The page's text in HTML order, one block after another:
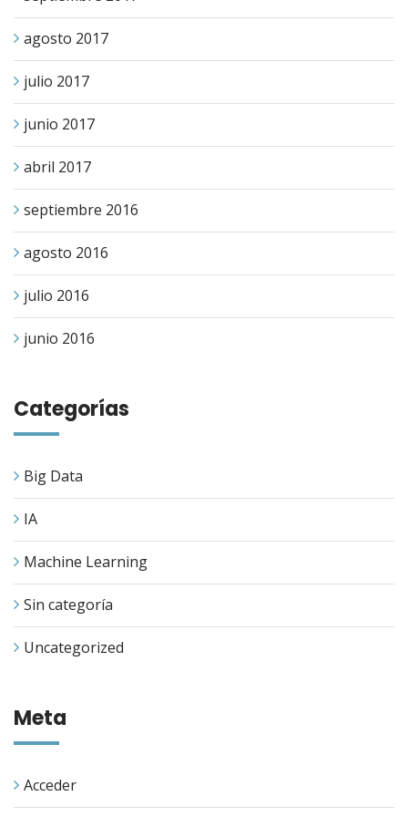
agosto 2017
julio 2017
junio 2017
abril 2017
septiembre 2016
agosto 2016
julio 2016
junio 2016
Categorías
Big Data
IA
Machine Learning
Sin categoría
Uncategorized
Meta
Acceder